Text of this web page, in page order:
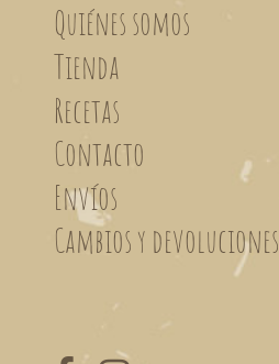
Quiénes somos
Tienda
Recetas
Contacto
Envíos
Cambios y devoluciones